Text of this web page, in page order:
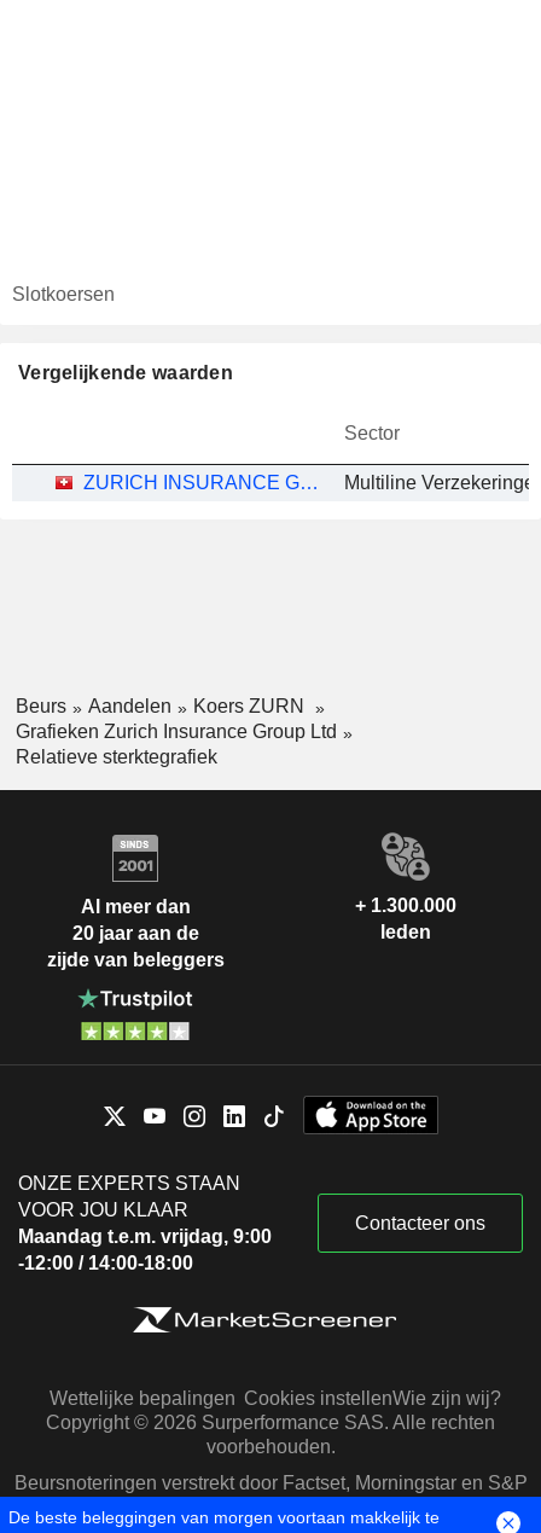
Slotkoersen
Vergelijkende waarden
Sector
ZURICH INSURANCE GROUP LTD
Beurs Aandelen
Koers ZURN
Grafieken Zurich Insurance Group Ltd
Relatieve sterktegrafiek
Al meer dan
20 jaar aan de
zijde van beleggers
+ 1.300.000
leden
ONZE EXPERTS STAAN
VOOR JOU KLAAR
Maandag t.e.m. vrijdag, 9:00
-12:00 / 14:00-18:00
Contacteer ons
Wettelijke bepalingen Cookies instellenWie zijn wij?
Copyright © 2026 Surperformance SAS. Alle rechten
voorbehouden.
Beursnoteringen verstrekt door Factset, Morningstar en S&P
De beste beleggingen van morgen voortaan makkelijk te